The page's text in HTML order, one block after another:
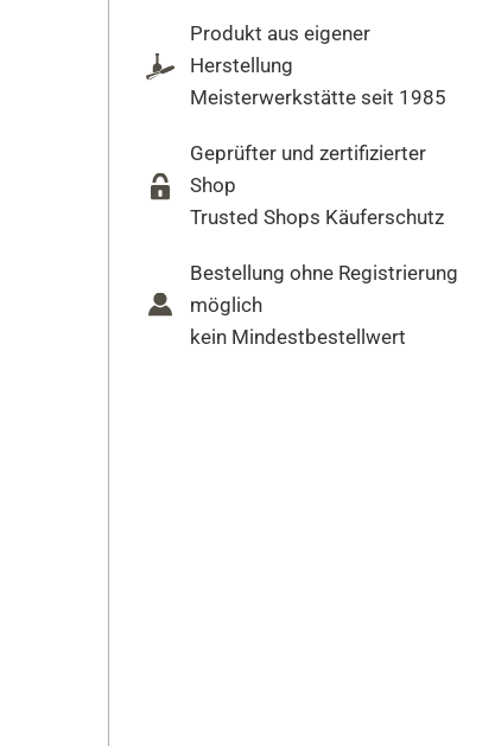
Produkt aus eigener
Herstellung
Meisterwerkstätte seit 1985
Geprüfter und zertifizierter
Shop
Trusted Shops Käuferschutz
Bestellung ohne Registrierung
möglich
kein Mindestbestellwert